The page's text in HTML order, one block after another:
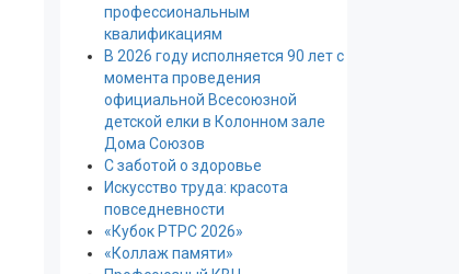
профессиональным
квалификациям
В 2026 году исполняется 90 лет с
момента проведения
официальной Всесоюзной
детской елки в Колонном зале
Дома Союзов
С заботой о здоровье
Искусство труда: красота
повседневности
«Кубок РТРС 2026»
«Коллаж памяти»